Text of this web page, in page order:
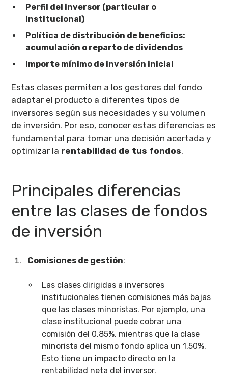
Perfil del inversor (particular o
institucional)
Política de distribución de beneficios:
acumulación o reparto de dividendos
Importe mínimo de inversión inicial
Estas clases permiten a los gestores del fondo
adaptar el producto a diferentes tipos de
inversores según sus necesidades y su volumen
de inversión. Por eso, conocer estas diferencias es
fundamental para tomar una decisión acertada y
optimizar la rentabilidad de tus fondos.
Principales diferencias
entre las clases de fondos
de inversión
Comisiones de gestión:
Las clases dirigidas a inversores
institucionales tienen comisiones más bajas
que las clases minoristas. Por ejemplo, una
clase institucional puede cobrar una
comisión del 0,85%, mientras que la clase
minorista del mismo fondo aplica un 1,50%.
Esto tiene un impacto directo en la
rentabilidad neta del inversor.